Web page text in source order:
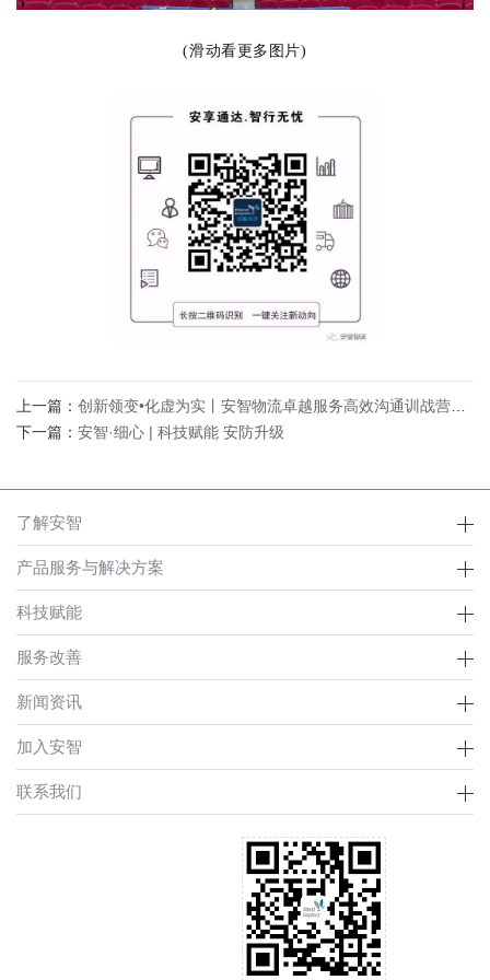
(滑动看更多图片)
上一篇： 创新领变•化虚为实丨安智物流卓越服务高效沟通训战营第二期圆满收官
下一篇： 安智·细心 | 科技赋能 安防升级
了解安智
产品服务与解决方案
科技赋能
服务改善
新闻资讯
加入安智
联系我们